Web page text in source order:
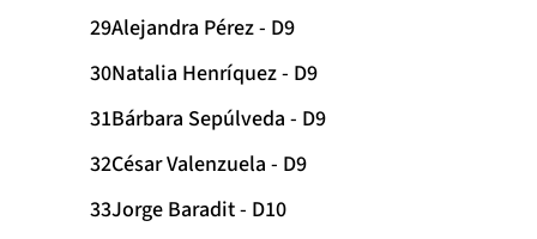
Alejandra Pérez - D9
Natalia Henríquez - D9
Bárbara Sepúlveda - D9
César Valenzuela - D9
Jorge Baradit - D10